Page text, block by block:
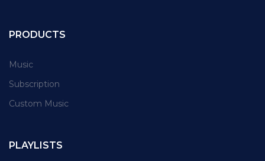
PRODUCTS
Music
Subscription
Custom Music
PLAYLISTS